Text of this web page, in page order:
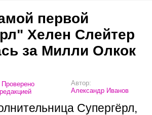
первой
Хелен Слейтер
за Милли Олкок
Проверено
редакцией
Автор:
Александр Иванов
Супергёрл,